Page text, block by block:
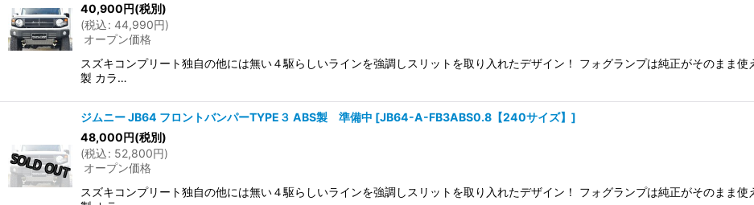
40,900円(税別)
(税込: 44,990円)
オープン価格
スズキコンプリート独自の他には無い４駆らしいラインを強調しスリットを取り入れたデザイン！ フォグランプは純正がそのまま
製 カラ…
ジムニー JB64 フロントバンパーTYPE３ ABS製 準備中 [JB64-A-FB3ABS0.8【240サイズ】 ]
48,000円(税別)
(税込: 52,800円)
オープン価格
スズキコンプリート独自の他には無い４駆らしいラインを強調しスリットを取り入れたデザイン！ フォグランプは純正がそのまま